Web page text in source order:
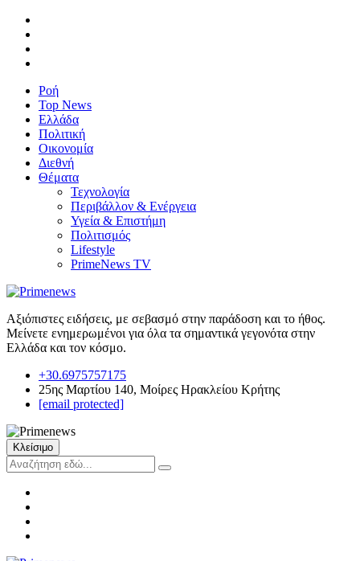
Ροή
Top News
Ελλάδα
Πολιτική
Οικονομία
Διεθνή
Θέματα
Τεχνολογία
Περιβάλλον & Ενέργεια
Υγεία & Επιστήμη
Πολιτισμός
Lifestyle
PrimeNews TV
Αξιόπιστες ειδήσεις, με σεβασμό στην παράδοση και το ήθος.
Μείνετε ενημερωμένοι για όλα τα σημαντικά γεγονότα στην
Ελλάδα και τον κόσμο.
+30.6975757175
25ης Μαρτίου 140, Μοίρες Ηρακλείου Κρήτης
[email protected]
Κλείσιμο